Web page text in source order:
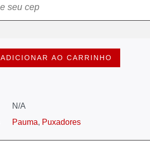
ADICIONAR AO CARRINHO
N/A
Pauma, Puxadores